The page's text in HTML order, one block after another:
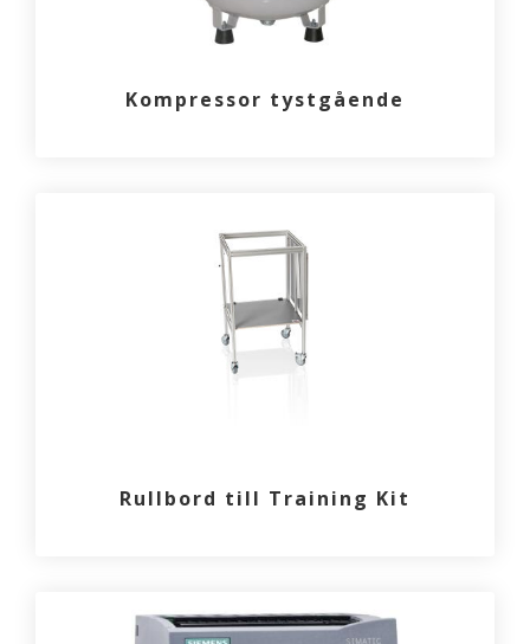
Kompressor tystgående
Rullbord till Training Kit